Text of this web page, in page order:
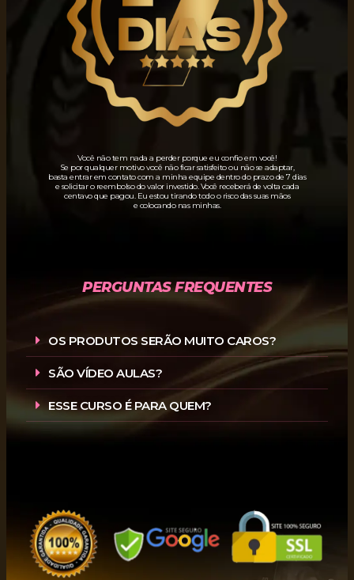
Você não tem nada a perder porque eu confio em você!
Se por qualquer motivo você não ficar satisfeito ou não se adaptar,
basta entrar em contato com a minha equipe dentro do prazo de 7 dias
e solicitar o reembolso do valor investido. Você receberá de volta cada
centavo que pagou. Eu estou tirando todo o risco das suas mãos
e colocando nas minhas.
PERGUNTAS FREQUENTES
OS PRODUTOS SERÃO MUITO CAROS?
SÃO VÍDEO AULAS?
ESSE CURSO É PARA QUEM?